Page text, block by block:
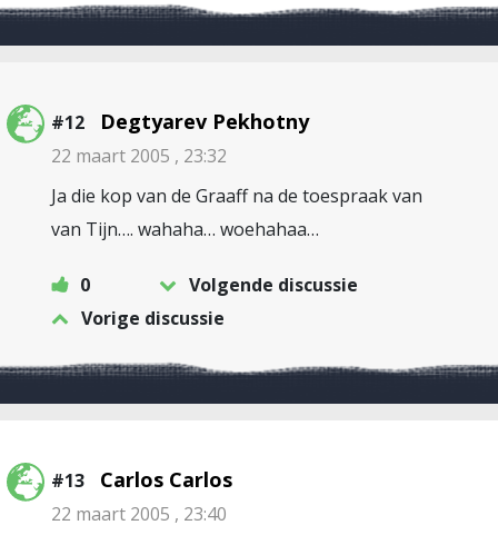
#12 Degtyarev Pekhotny
22 maart 2005 , 23:32
Ja die kop van de Graaff na de toespraak van
van Tijn…. wahaha… woehahaa…
0
Volgende discussie
Vorige discussie
#13 Carlos Carlos
22 maart 2005 , 23:40